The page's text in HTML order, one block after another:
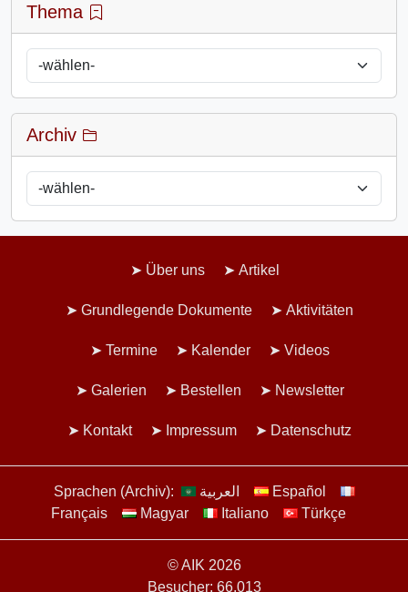
Thema
Archiv
Über uns Artikel
Grundlegende Dokumente Aktivitäten
Termine Kalender Videos
Galerien Bestellen Newsletter
Kontakt Impressum Datenschutz
Sprachen (Archiv): العربية
Español
Français
Magyar Italiano Türkçe
© AIK 2026
Besucher: 66.013